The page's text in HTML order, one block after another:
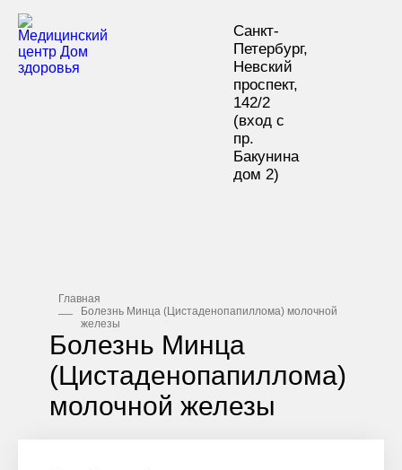
Санкт-
Петербург,
Невский
проспект,
142/2
(вход с
пр.
Бакунина
дом 2)
Главная
Болезнь Минца (Цистаденопапиллома) молочной
железы
Болезнь Минца
(Цистаденопапиллома)
молочной железы